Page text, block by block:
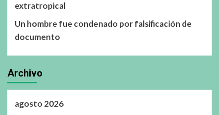
extratropical
Un hombre fue condenado por falsificación de
documento
Archivo
agosto 2026